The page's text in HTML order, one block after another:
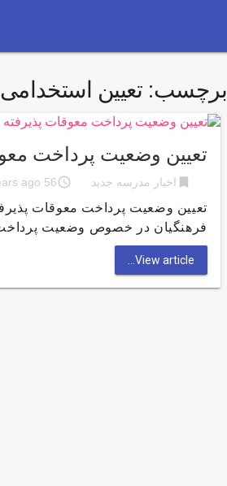
برچسب: تعیین استخدامی
تعیین وضعیت پرداخت
bookmark اخبار مدرسه جدید access_time
56 years ago
تعیین وضعیت پرداخت معوقات
فرهنگیان در خصوص وضعیت پرداخت
View article...